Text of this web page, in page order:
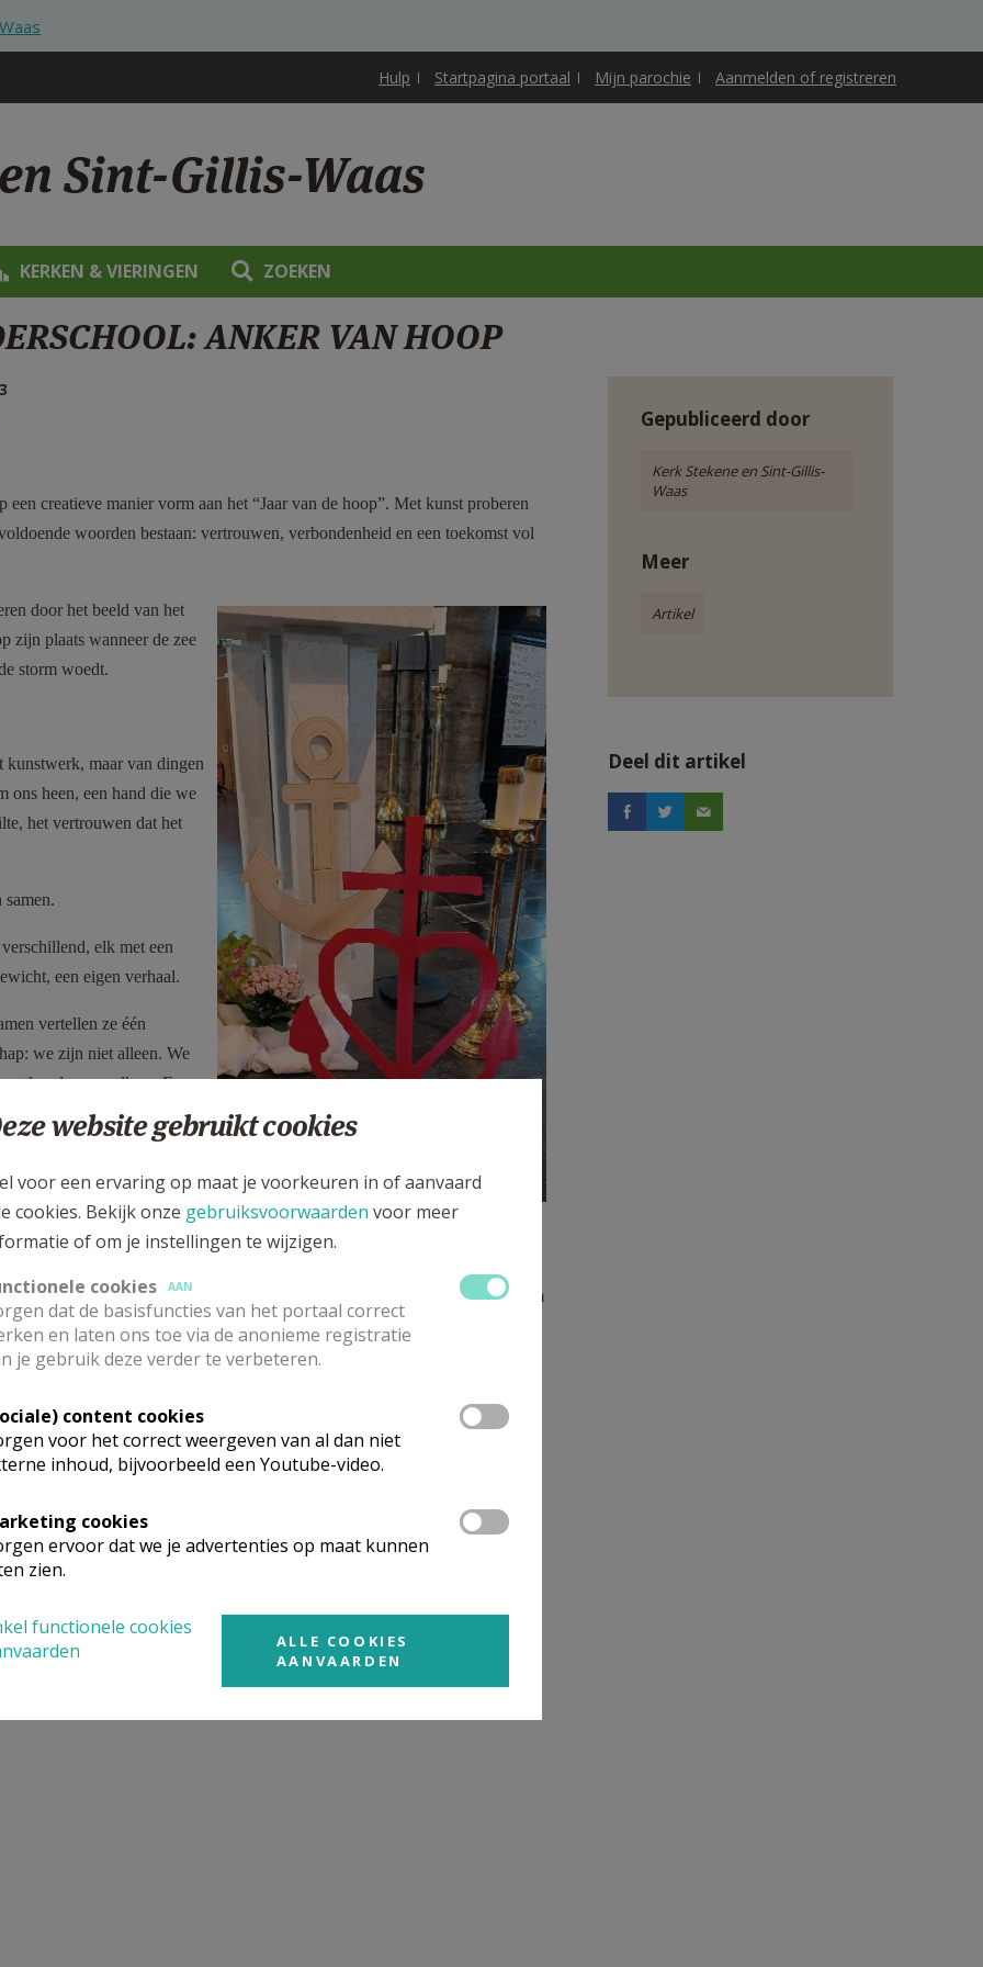
Hulp Startpagina portaal Mijn parochie Aanmelden of registreren
Sint-Gillis-Waas
KERKEN & VIERINGEN ZOEKEN
ANKER VAN HOOP
creatieve manier vorm aan het “Jaar van de hoop”. Met kunst proberen
woorden bestaan: vertrouwen, verbondenheid en een toekomst vol
door het beeld van het
zijn plaats wanneer de zee
storm woedt.
maar van dingen
ons heen, een hand die we
het vertrouwen dat het
elk met een
een eigen verhaal.
vertellen ze één
we zijn niet alleen. We
aan elkaar. En
hoop die ons draagt.
zelf een anker te zijn voor
anders en om niet los te
te verbinden.
is geen zwakte. Hoop is kracht. En samen zijn wij sterker dan welke storm
en leerlingen Broederschool Stekene.
Gepubliceerd door
Kerk Stekene en Sint-Gillis-
Waas
Meer
Artikel
Deel dit artikel
website gebruikt cookies
voor een ervaring op maat je voorkeuren in of aanvaard
cookies. Bekijk onze gebruiksvoorwaarden voor meer
of om je instellingen te wijzigen.
cookies
AAN
dat de basisfuncties van het portaal correct
en laten ons toe via de anonieme registratie
je gebruik deze verder te verbeteren.
content cookies
voor het correct weergeven van al dan niet
inhoud, bijvoorbeeld een Youtube-video.
cookies
ervoor dat we je advertenties op maat kunnen
zien.
functionele cookies
ALLE COOKIES
AANVAARDEN